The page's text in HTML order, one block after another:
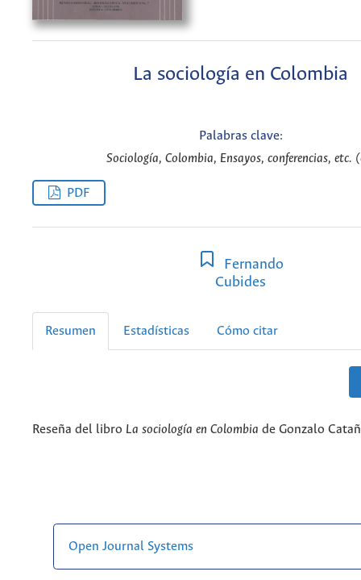
La sociología en Colombia
Palabras clave:
Sociología, Colombia, Ensayos, conferencias, etc.
PDF
Fernando
Cubides
Resumen Estadísticas Cómo citar
Reseña del libro La sociología en Colombia de Gonzalo
Open Journal Systems